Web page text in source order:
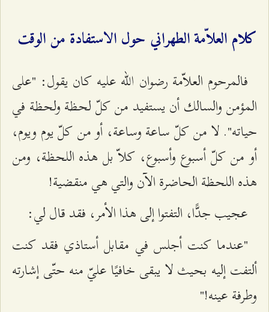
كلام العلاّمة الطهراني حول الاستفادة من الوقت
فالمرحوم العلاّمة رضوان الله عليه كان يقول: "على
المؤمن والسالك أن يستفيد من كلّ لحظة ولحظة في
حياته". لا من كلّ ساعة وساعة، أو من كلّ يوم ويوم،
أو من كلّ أسبوع وأسبوع، كلاّ بل هذه اللحظة، ومن
هذه اللحظة الحاضرة الآن والتي هي منقضية!
عجيب جدًّا، التفتوا إلى هذا الأمر، فقد قال لي:
"عندما كنت أجلس في مقابل أستاذي فقد كنت
ألتفت إليه بحيث لا يبقى خافيًا عليّ منه حتّى إشارته
وطرفة عينه!"